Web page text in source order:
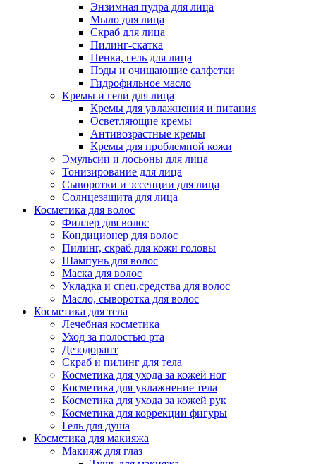
Энзимная пудра для лица
Мыло для лица
Скраб для лица
Пилинг-скатка
Пенка, гель для лица
Пэды и очищающие салфетки
Гидрофильное масло
Кремы и гели для лица
Кремы для увлажнения и питания
Осветляющие кремы
Антивозрастные кремы
Кремы для проблемной кожи
Эмульсии и лосьоны для лица
Тонизирование для лица
Сыворотки и эссенции для лица
Солнцезащита для лица
Косметика для волос
Филлер для волос
Кондиционер для волос
Пилинг, скраб для кожи головы
Шампунь для волос
Маска для волос
Укладка и спец.средства для волос
Масло, сыворотка для волос
Косметика для тела
Лечебная косметика
Уход за полостью рта
Дезодорант
Скраб и пилинг для тела
Косметика для ухода за кожей ног
Косметика для увлажнение тела
Косметика для ухода за кожей рук
Косметика для коррекции фигуры
Гель для душа
Косметика для макияжа
Макияж для глаз